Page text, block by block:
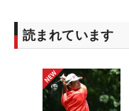
読まれています